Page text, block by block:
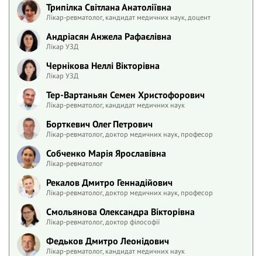
Трипілка Світлана Анатоліївна
Лікар-ревматолог, кандидат медичних наук, доцент
Андріасян Анжела Рафаєлівна
Лікар УЗД
Чернікова Неллі Вікторівна
Лікар УЗД
Тер-Вартаньян Семен Христофорович
Лікар-ревматолог, кандидат медичних наук
Борткевич Олег Петрович
Лікар-ревматолог, доктор медичних наук, професор
Собченко Марія Ярославівна
Лікар-ревматолог
Рекалов Дмитро Геннадійович
Лікар-ревматолог, доктор медичних наук, професор
Смольянова Олександра Вікторівна
Лікар-ревматолог, доктор філософії
Федьков Дмитро Леонідович
Лікар-ревматолог, кандидат медичних наук